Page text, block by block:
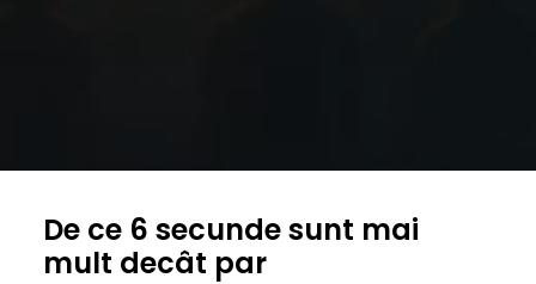
De ce 6 secunde sunt mai
mult decât par